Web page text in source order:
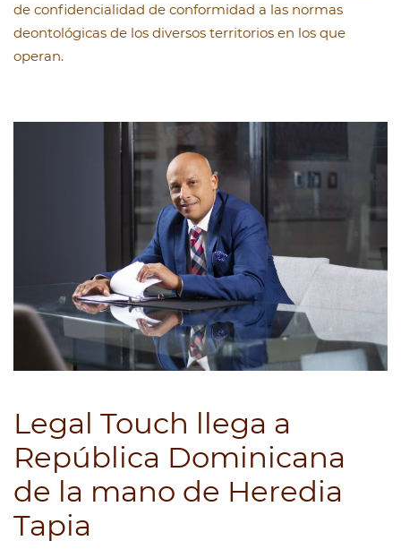
de confidencialidad de conformidad a las normas
deontológicas de los diversos territorios en los que
operan.
Legal Touch llega a
República Dominicana
de la mano de Heredia
Tapia